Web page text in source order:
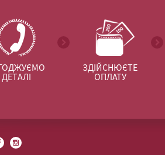
ДЕТАЛІ
ЗДІЙСНЮЄТЕ
ОПЛАТУ